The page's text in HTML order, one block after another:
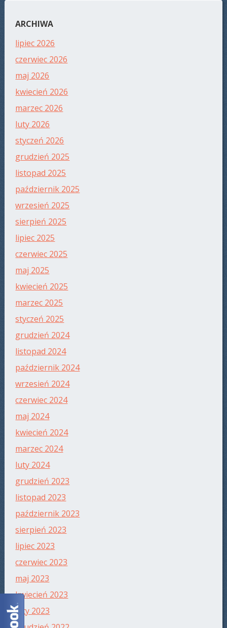
ARCHIWA
lipiec 2026
czerwiec 2026
maj 2026
kwiecień 2026
marzec 2026
luty 2026
styczeń 2026
grudzień 2025
listopad 2025
październik 2025
wrzesień 2025
sierpień 2025
lipiec 2025
czerwiec 2025
maj 2025
kwiecień 2025
marzec 2025
styczeń 2025
grudzień 2024
listopad 2024
październik 2024
wrzesień 2024
czerwiec 2024
maj 2024
kwiecień 2024
marzec 2024
luty 2024
grudzień 2023
listopad 2023
październik 2023
sierpień 2023
lipiec 2023
czerwiec 2023
maj 2023
kwiecień 2023
luty 2023